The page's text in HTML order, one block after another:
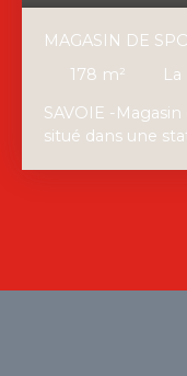
MAGASIN DE
178 m²
SAVOIE -
situé dans une